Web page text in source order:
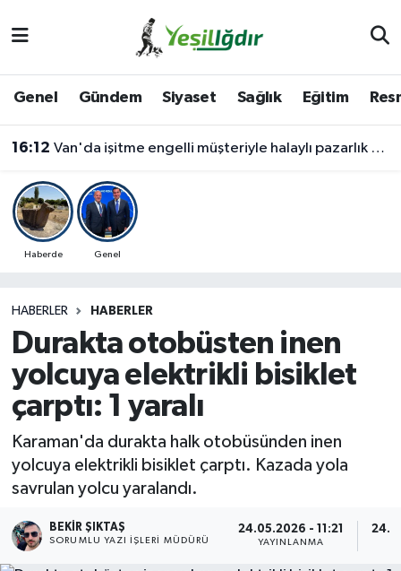
Genel Gündem Siyaset Sağlık Eğitim
16:12 Van'da işitme engelli müşteriyle halaylı pazarlık gülümsetti
Haberde Genel
HABERLER HABERLER
Durakta otobüsten inen
yolcuya elektrikli bisiklet
çarptı: 1 yaralı
Karaman'da durakta halk otobüsünden inen
yolcuya elektrikli bisiklet çarptı. Kazada yola
savrulan yolcu yaralandı.
BEKIR ŞIKTAŞ
SORUMLU YAZI İŞLERI MÜDÜRÜ
24.05.2026 - 11:21
YAYINLANMA
İğdir Namaz Vakitleri
Iğdır Trafik Yoğunluk Haritası
Süper Lig Puan Durumu ve Fikstür
Son Dakika Haberleri
Haber Arşivi